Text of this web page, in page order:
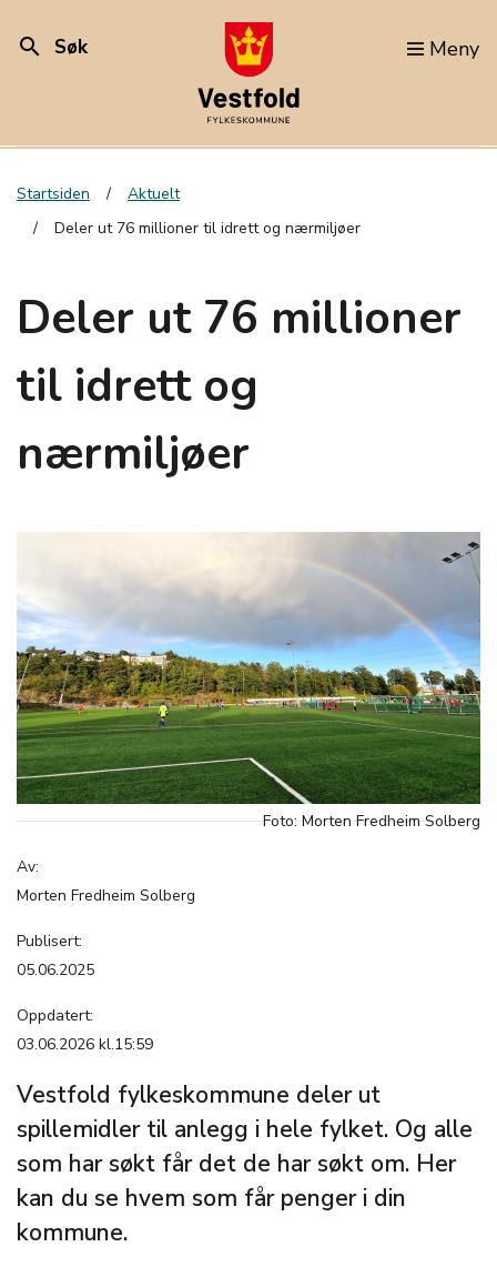
search Søk Meny
Startsiden
Aktuelt
Deler ut 76 millioner til idrett og nærmiljøer
Deler ut 76 millioner
til idrett og
nærmiljøer
Foto: Morten Fredheim Solberg
Av:
Morten Fredheim Solberg
Publisert:
05.06.2025
Oppdatert:
03.06.2026 kl.15:59
Vestfold fylkeskommune deler ut
spillemidler til anlegg i hele fylket. Og alle
som har søkt får det de har søkt om. Her
kan du se hvem som får penger i din
kommune.